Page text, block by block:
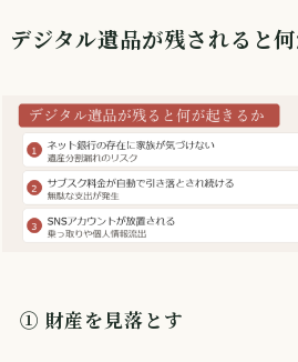
デジタル遺品が残されると
① 財産を見落とす